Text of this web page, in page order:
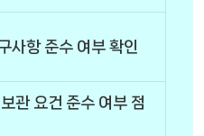
사항 준수 여부 확인
관 요건 준수 여부 점